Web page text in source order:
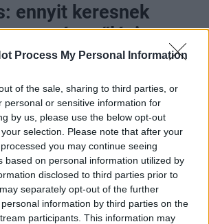
Process My Personal Information
of the sale, sharing to third parties, or
personal or sensitive information for
by us, please use the below opt-out
selection. Please note that after your
you may continue seeing
based on personal information utilized by
disclosed to third parties prior to
separately opt-out of the further
information by third parties on the
participants. This information may
ennyit keresnek
országgyűlési
az Országgyűlés működési
189 igen szavazattal,
az Országgyűlésről szóló
azzal összefüggő jogszabályok
célja a működési költségek